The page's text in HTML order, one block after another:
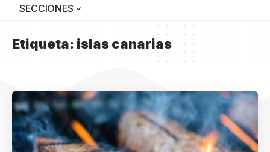
SECCIONES
Etiqueta:islas canarias